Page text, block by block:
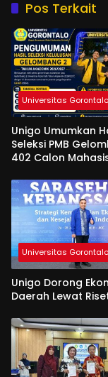
Pos Terkait
Universitas Gorontalo
Unigo Umumkan
Seleksi PMB
402 Calon
Universitas Gorontalo
Unigo Dorong
Daerah Lewat